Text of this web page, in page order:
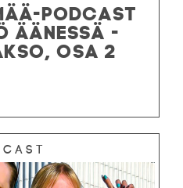
PODCAST
ÄÄNESSÄ -
OSA 2